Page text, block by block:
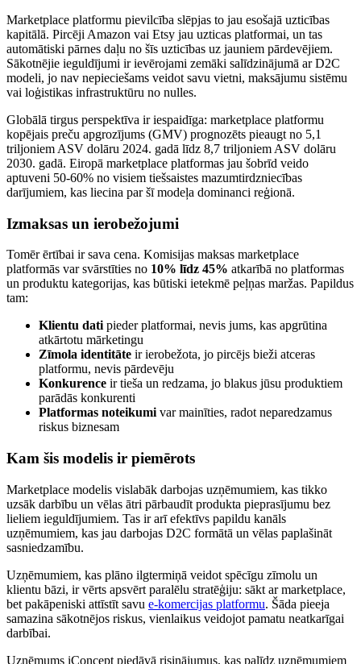
Marketplace platformu pievilcība slēpjas to jau esošajā uzticības
kapitālā. Pircēji Amazon vai Etsy jau uzticas platformai, un tas
automātiski pārnes daļu no šīs uzticības uz jauniem pārdevējiem.
Sākotnējie ieguldījumi ir ievērojami zemāki salīdzinājumā ar D2C
modeli, jo nav nepieciešams veidot savu vietni, maksājumu sistēmu
vai loģistikas infrastruktūru no nulles.
Globālā tirgus perspektīva ir iespaidīga: marketplace platformu
kopējais preču apgrozījums (GMV) prognozēts pieaugt no 5,1
triljoniem ASV dolāru 2024. gadā līdz 8,7 triljoniem ASV dolāru
2030. gadā. Eiropā marketplace platformas jau šobrīd veido
aptuveni 50-60% no visiem tiešsaistes mazumtirdzniecības
darījumiem, kas liecina par šī modeļa dominanci reģionā.
Izmaksas un ierobežojumi
Tomēr ērtībai ir sava cena. Komisijas maksas marketplace
platformās var svārstīties no 10% līdz 45% atkarībā no platformas
un produktu kategorijas, kas būtiski ietekmē peļņas maržas. Papildus
tam:
Klientu dati pieder platformai, nevis jums, kas apgrūtina
atkārtotu mārketingu
Zīmola identitāte ir ierobežota, jo pircējs bieži atceras
platformu, nevis pārdevēju
Konkurence ir tieša un redzama, jo blakus jūsu produktiem
parādās konkurenti
Platformas noteikumi var mainīties, radot neparedzamus
riskus biznesam
Kam šis modelis ir piemērots
Marketplace modelis vislabāk darbojas uzņēmumiem, kas tikko
uzsāk darbību un vēlas ātri pārbaudīt produkta pieprasījumu bez
lieliem ieguldījumiem. Tas ir arī efektīvs papildu kanāls
uzņēmumiem, kas jau darbojas D2C formātā un vēlas paplašināt
sasniedzamību.
Uzņēmumiem, kas plāno ilgtermiņā veidot spēcīgu zīmolu un
klientu bāzi, ir vērts apsvērt paralēlu stratēģiju: sākt ar marketplace,
bet pakāpeniski attīstīt savu e-komercijas platformu. Šāda pieeja
samazina sākotnējos riskus, vienlaikus veidojot pamatu neatkarīgai
darbībai.
Uzņēmums iConcept piedāvā risinājumus, kas palīdz uzņēmumiem